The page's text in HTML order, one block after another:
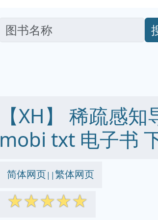
【XH】 稀疏感
mobi txt 电子书
简体网页||繁体网页
☆☆☆☆☆